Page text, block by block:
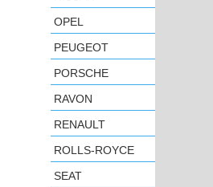
OPEL
PEUGEOT
PORSCHE
RAVON
RENAULT
ROLLS-ROYCE
SEAT